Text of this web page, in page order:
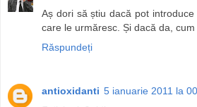
Aș dori să știu dacă pot
care le urmăresc. Și dacă da,
Răspundeți
antioxidanti 5 ianuarie 2011 la